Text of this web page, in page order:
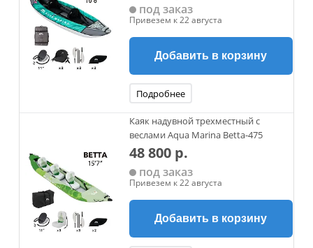
под заказ
Привезем к 22 августа
Добавить в корзину
Подробнее
Каяк надувной трехместный с
веслами Aqua Marina Betta-475
48 800 р.
под заказ
Привезем к 22 августа
Добавить в корзину